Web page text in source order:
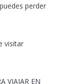
perder
visitar
VIAJAR EN